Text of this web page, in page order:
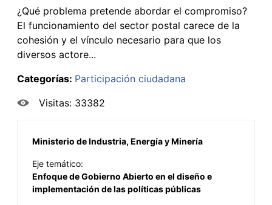
¿Qué problema pretende abordar el compromiso?
El funcionamiento del sector postal carece de la
cohesión y el vínculo necesario para que los
diversos actore...
Categorías: Participación ciudadana
Visitas: 33382
Ministerio de Industria, Energía y Minería
Eje temático:
Enfoque de Gobierno Abierto en el diseño e
implementación de las políticas públicas